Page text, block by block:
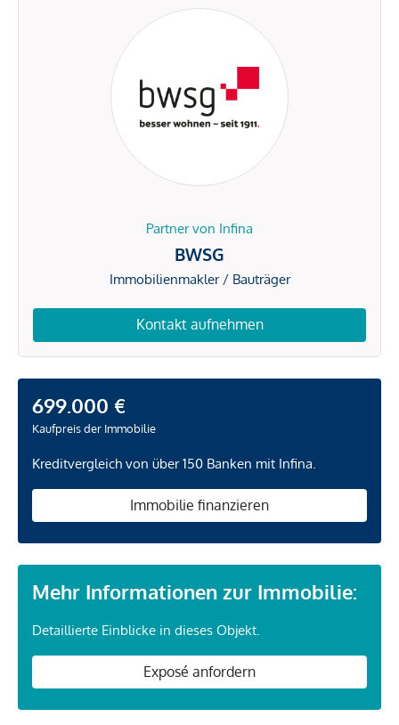
Partner von Infina
BWSG
Immobilienmakler / Bauträger
Kontakt aufnehmen
699.000 €
Kaufpreis der Immobilie
Kreditvergleich von über 150 Banken mit Infina.
Immobilie finanzieren
Mehr Informationen zur Immobilie:
Detaillierte Einblicke in dieses Objekt.
Exposé anfordern